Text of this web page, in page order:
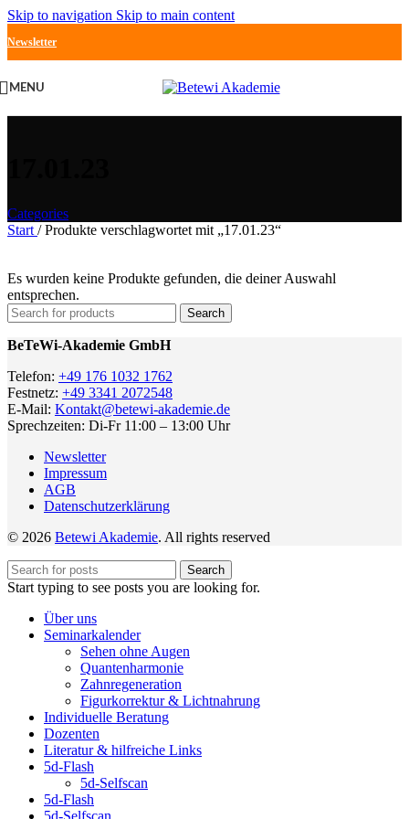
Skip to navigation Skip to main content
Newsletter
MENU
Categories
Start / Produkte verschlagwortet mit „17.01.23“
Es wurden keine Produkte gefunden, die deiner Auswahl
entsprechen.
Search
BeTeWi-Akademie GmbH
Telefon: +49 176 1032 1762
Festnetz: +49 3341 2072548
E-Mail: Kontakt@betewi-akademie.de
Sprechzeiten: Di-Fr 11:00 – 13:00 Uhr
Newsletter
Impressum
AGB
Datenschutzerklärung
© 2026 Betewi Akademie. All rights reserved
Search
Start typing to see posts you are looking for.
Über uns
Seminarkalender
Sehen ohne Augen
Quantenharmonie
Zahnregeneration
Figurkorrektur & Lichtnahrung
Individuelle Beratung
Dozenten
Literatur & hilfreiche Links
5d-Flash
5d-Selfscan
5d-Flash
5d-Selfscan